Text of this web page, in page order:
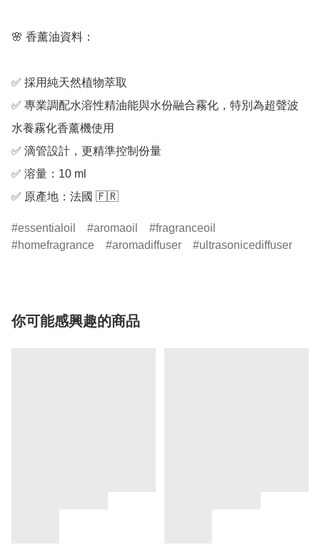
🌸 香薰油資料：
✅ 採用純天然植物萃取
✅ 專業調配水溶性精油能與水份融合霧化，特別為超聲波
水養霧化香薰機使用
✅ 滴管設計，更精準控制份量
✅ 溶量：10 ml
essentialoil aromaoil
fragranceoil
homefragrance
aromadiffuser ultrasonicediffuser
你可能感興趣的商品